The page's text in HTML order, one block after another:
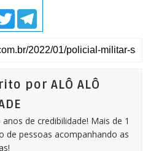
T
i
t
t
T
l
e
g
m
por ALÔ ALÔ
anos de credibilidade! Mais de 1
de pessoas acompanhando as